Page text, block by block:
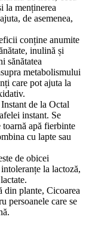
la menținerea
de asemenea,
conține anumite
inulină și
sănătatea
metabolismului
care pot ajuta la
de la Octal
instant. Se
toarnă apă fierbinte
cu lapte sau
de obicei
la lactoză,
din plante, Cicoarea
persoanele care se